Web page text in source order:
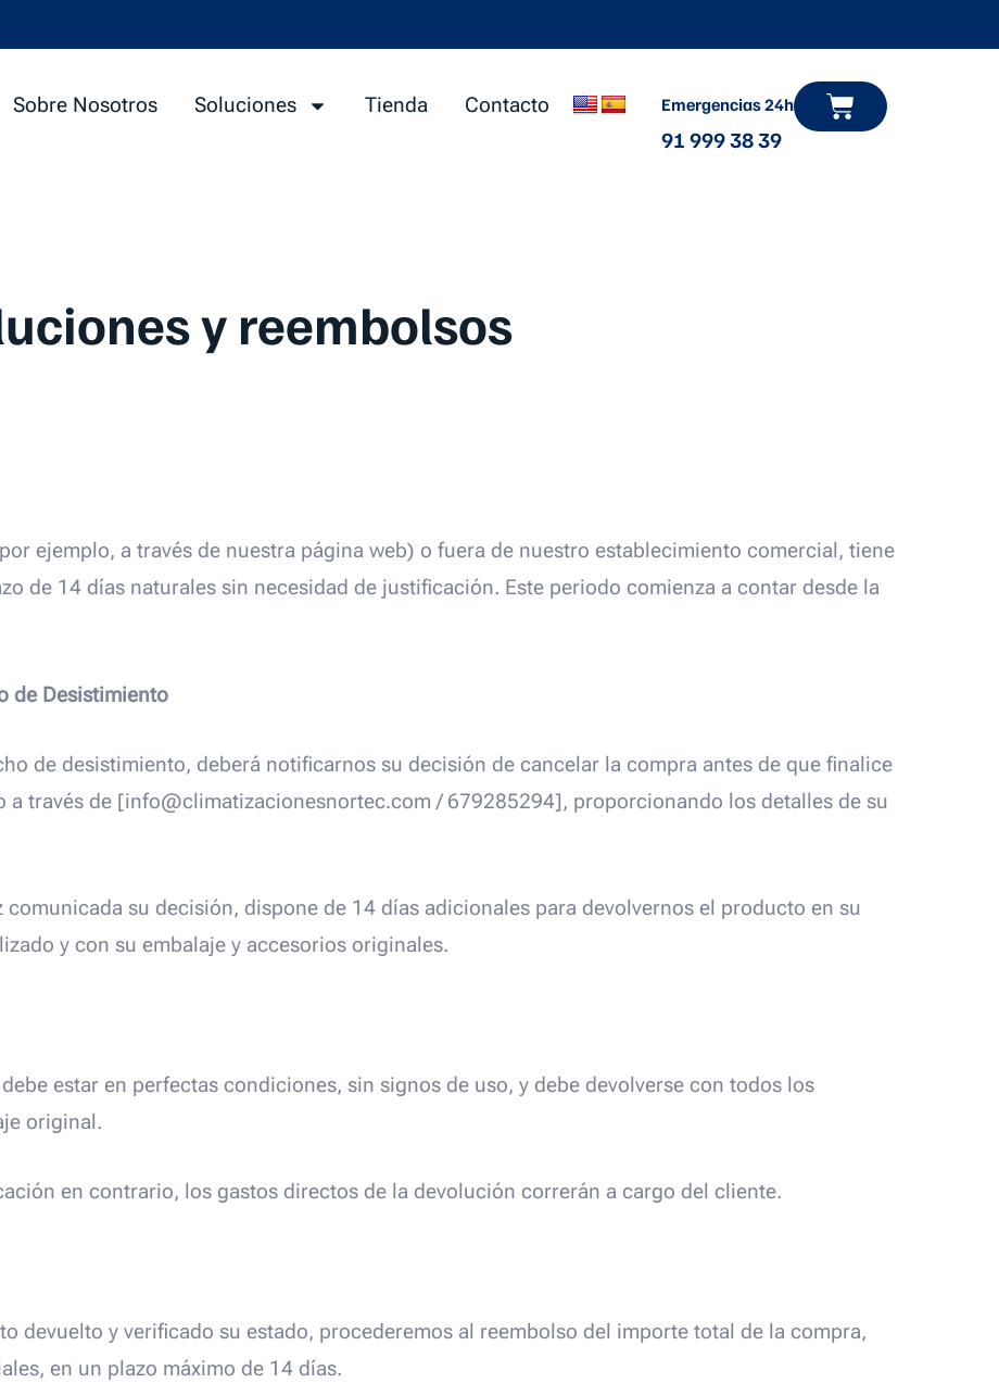
Sobre Nosotros Soluciones Tienda Contacto Emergencias 24h
91 999 38 39
Carrito
y reembolsos
ejemplo, a través de nuestra página web) o fuera de nuestro establecimiento comercial, tiene
de 14 días naturales sin necesidad de justificación. Este periodo comienza a contar desde la
de Desistimiento
de desistimiento, deberá notificarnos su decisión de cancelar la compra antes de que finalice
a través de [info@climatizacionesnortec.com / 679285294], proporcionando los detalles de su
comunicada su decisión, dispone de 14 días adicionales para devolvernos el producto en su
y con su embalaje y accesorios originales.
estar en perfectas condiciones, sin signos de uso, y debe devolverse con todos los
original.
en contrario, los gastos directos de la devolución correrán a cargo del cliente.
devuelto y verificado su estado, procederemos al reembolso del importe total de la compra,
en un plazo máximo de 14 días.